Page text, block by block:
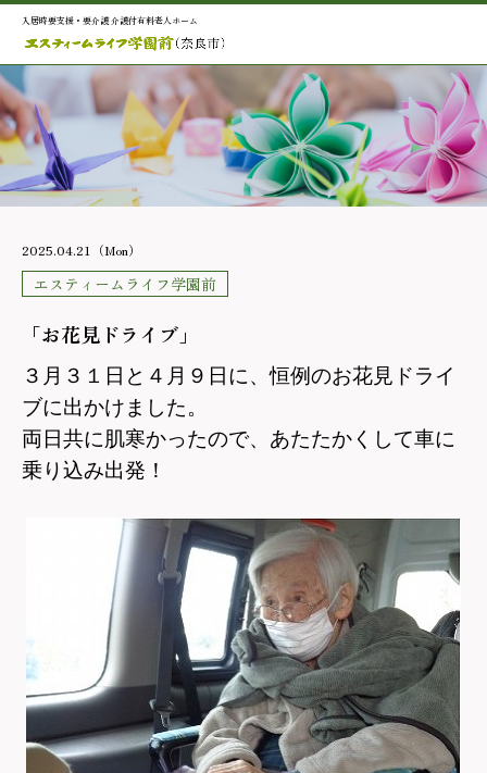
入居時要支援・要介護 介護付有料老人ホーム
2025.04.21（Mon）
エスティームライフ学園前
「お花見ドライブ」
３月３１日と４月９日に、恒例のお花見ドライ
ブに出かけました。
両日共に肌寒かったので、あたたかくして車に
乗り込み出発！